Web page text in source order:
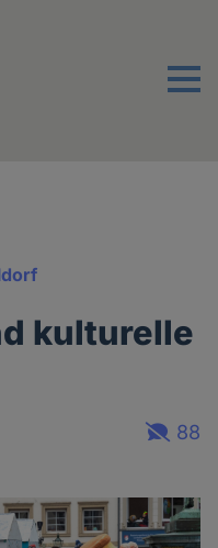
Menu
kulturelle
88